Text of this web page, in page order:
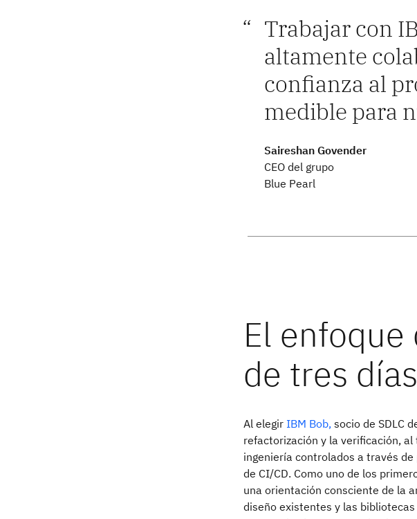
Trabajar con
altamente
confianza al
medible para
Saireshan Govender
CEO del grupo
Blue Pearl
Al elegir IBM Bob, socio de SDLC
refactorización y la verificación,
ingeniería controlados a través
de CI/CD. Como uno de los
una orientación consciente de la
diseño existentes y las